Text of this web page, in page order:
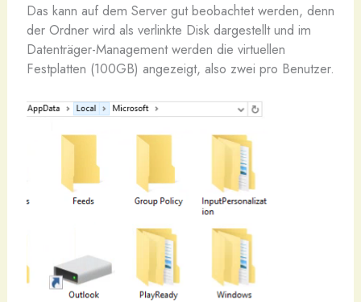
Das kann auf dem Server gut beobachtet werden, denn
der Ordner wird als verlinkte Disk dargestellt und im
Datenträger-Management werden die virtuellen
Festplatten (100GB) angezeigt, also zwei pro Benutzer.